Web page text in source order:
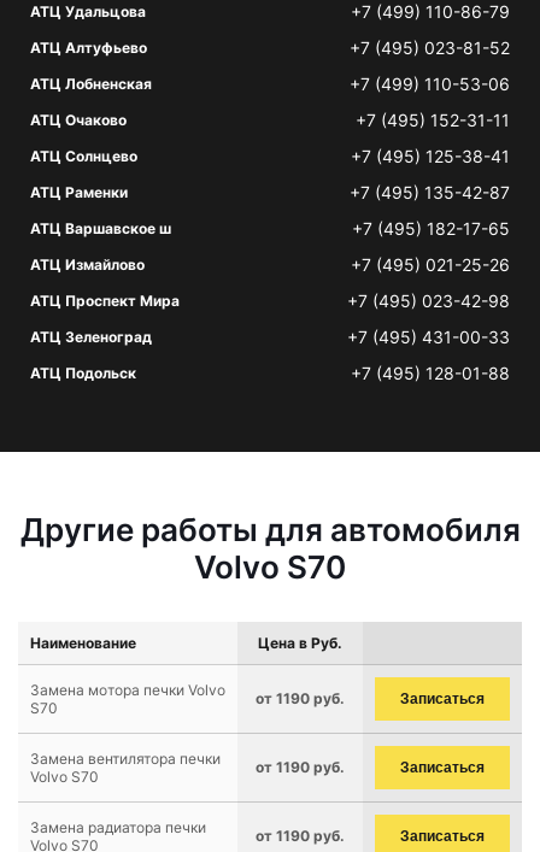
АТЦ Удальцова +7 (499) 110-86-79
АТЦ Алтуфьево +7 (495) 023-81-52
АТЦ Лобненская +7 (499) 110-53-06
АТЦ Очаково +7 (495) 152-31-11
АТЦ Солнцево +7 (495) 125-38-41
АТЦ Раменки +7 (495) 135-42-87
АТЦ Варшавское ш +7 (495) 182-17-65
АТЦ Измайлово +7 (495) 021-25-26
АТЦ Проспект Мира +7 (495) 023-42-98
АТЦ Зеленоград +7 (495) 431-00-33
АТЦ Подольск +7 (495) 128-01-88
Другие работы для автомобиля
Volvo S70
Наименование Цена в Руб.
Замена мотора печки Volvo
S70
от 1190 руб. Записаться
Замена вентилятора печки
Volvo S70
от 1190 руб. Записаться
Замена радиатора печки
Volvo S70
от 1190 руб. Записаться